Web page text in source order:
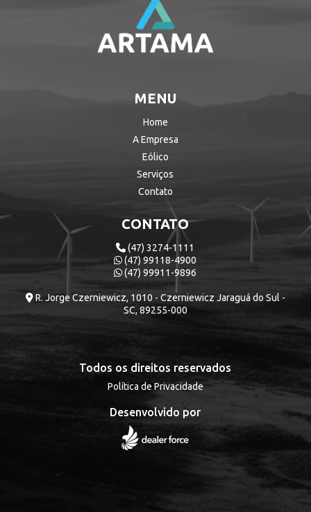
MENU
Home
A Empresa
Eólico
Serviços
Contato
CONTATO
(47) 3274-1111
(47) 99118-4900
(47) 99911-9896
R. Jorge Czerniewicz, 1010 - Czerniewicz Jaraguá do Sul -
SC, 89255-000
Todos os direitos reservados
Política de Privacidade
Desenvolvido por